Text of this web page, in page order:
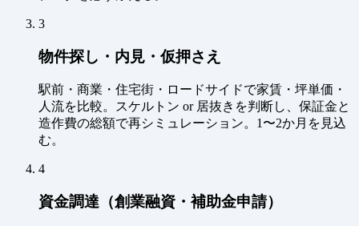
3
物件探し・内見・仮押さえ
駅前・商業・住宅街・ロードサイドで家賃・坪単価・
人流を比較。スケルトン or 居抜きを判断し、保証金と
造作費の総額で再シミュレーション。1〜2か月を見込
む。
4
資金調達（創業融資・補助金申請）